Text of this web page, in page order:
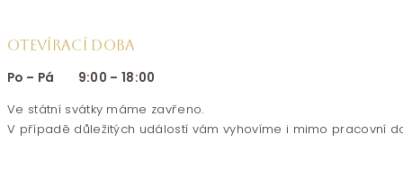
OTEVÍRACÍ DOBA
Po – Pá 9:00 – 18:00
Ve státní svátky máme zavřeno.
V případě důležitých událostí vám vyhovíme i mimo pracovní